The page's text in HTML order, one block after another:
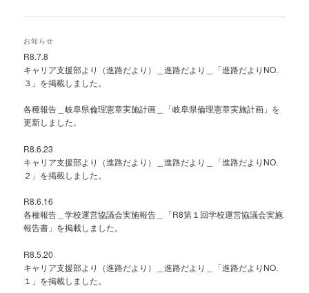
ナ
ゲ
ー
シ
ン
お知らせ
R8.7.8
キャリア支援部より（進路だより）＿進路だより＿「進路だよりNO.
３」を掲載しました。
各種報告＿岐阜県倫理憲章実施計画＿「岐阜県倫理憲章実施計画」を
更新しました。
R8.6.23
キャリア支援部より（進路だより）＿進路だより＿「進路だよりNO.
２」を掲載しました。
R8.6.16
各種報告＿学校運営協議会実施報告＿「R8第１回学校運営協議会実施
報告書」を掲載しました。
R8.5.20
キャリア支援部より（進路だより）＿進路だより＿「進路だよりNO.
１」を掲載しました。